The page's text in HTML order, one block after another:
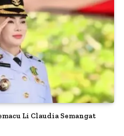
Li Claudia Semangat